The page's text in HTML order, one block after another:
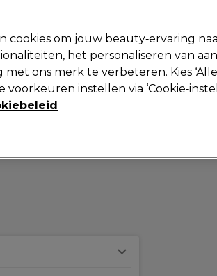
Merken Deals Haar Elektra
dag geleverd*
cookies om jouw beauty‑ervaring
het personaliseren van
ons merk te verbeteren. Kies
voorkeuren instellen via